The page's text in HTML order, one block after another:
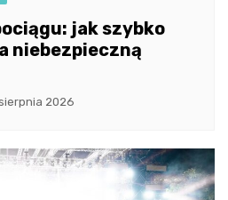
jak szybko
niebezpieczną
2026